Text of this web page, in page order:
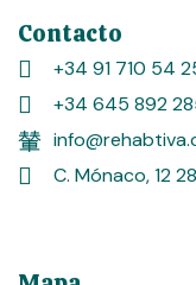
Contacto
+34 91 710 54
+34 645 892
C. Mónaco, 12